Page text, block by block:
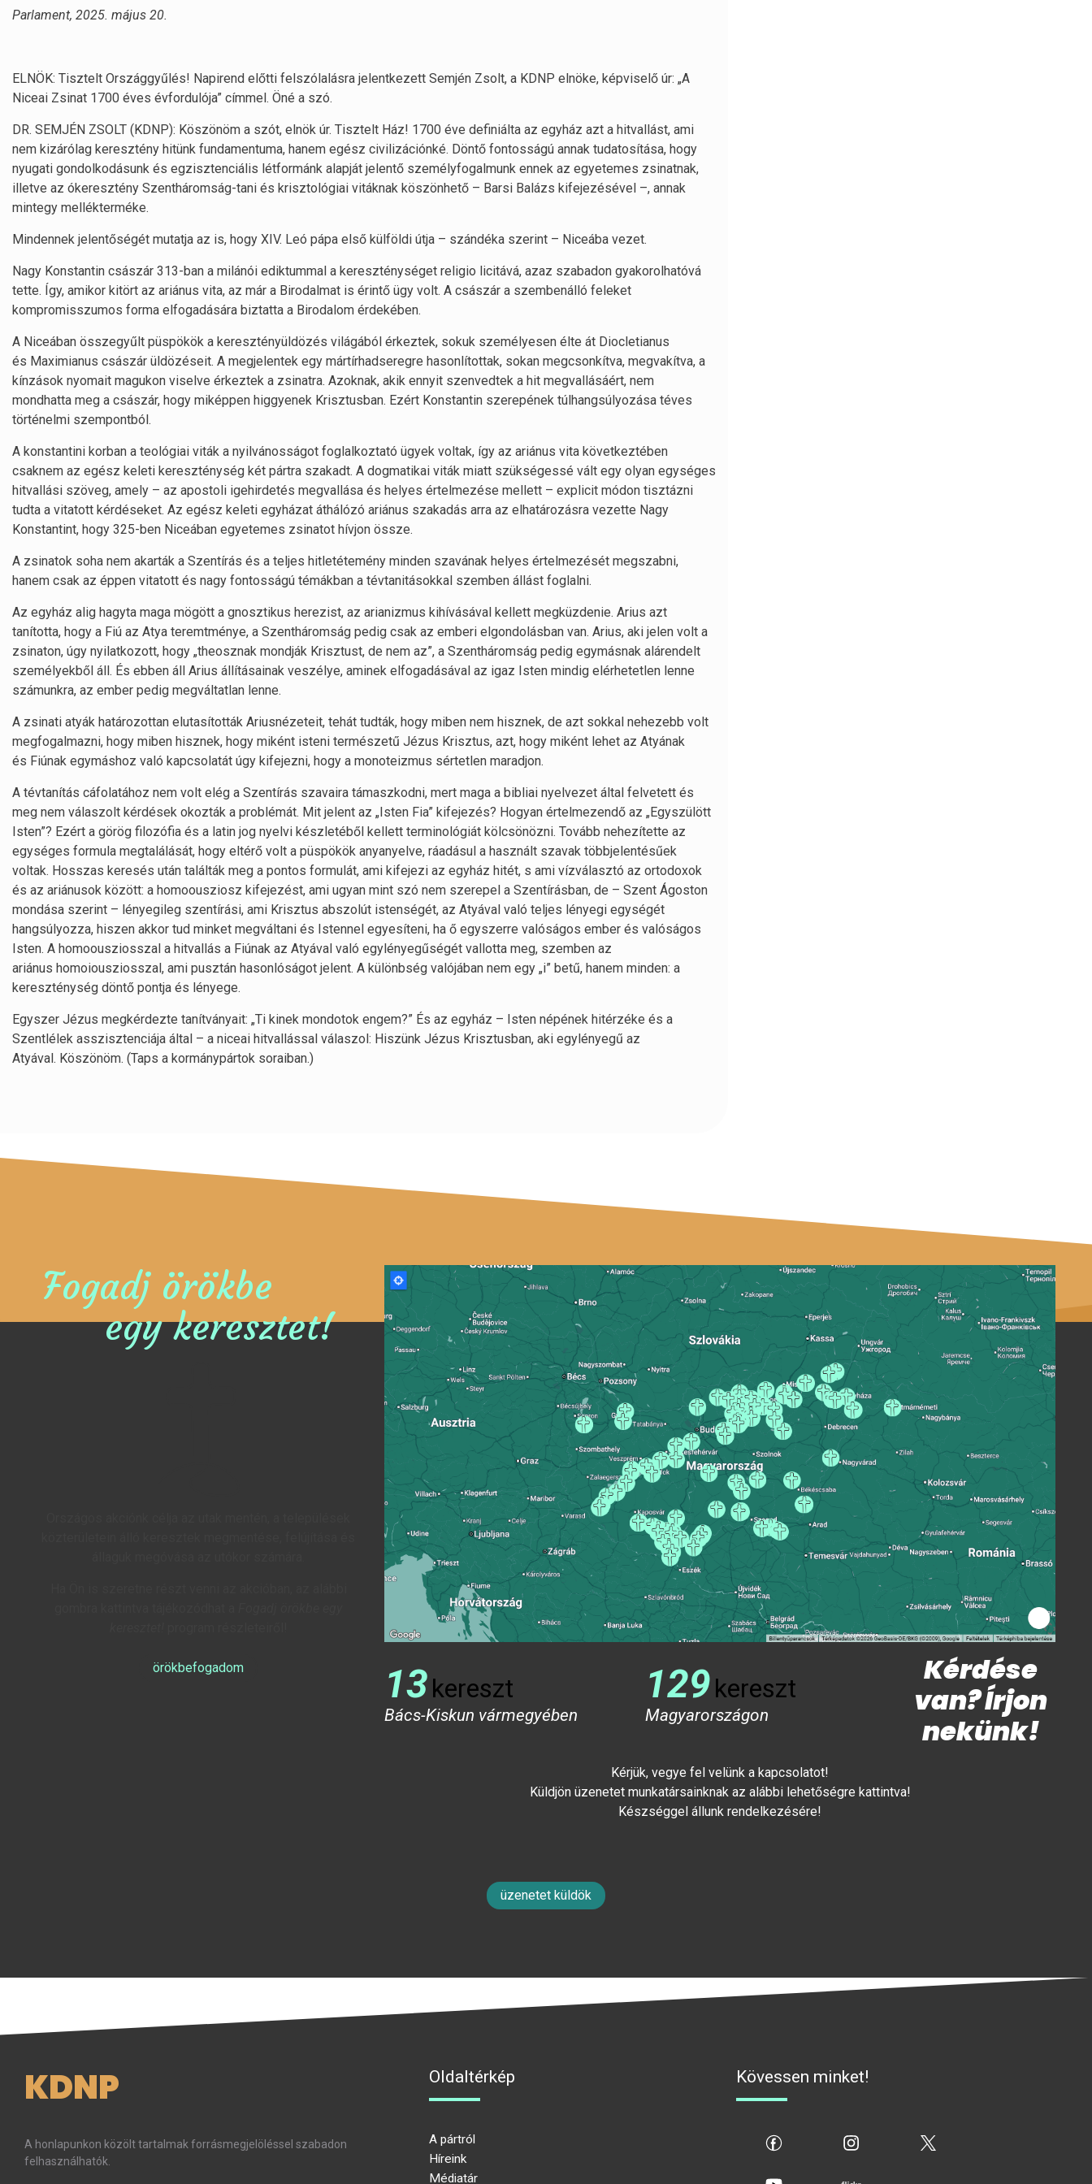
Parlament, 2025. május 20.
ELNÖK: Tisztelt Országgyűlés! Napirend előtti felszólalásra jelentkezett Semjén Zsolt, a KDNP elnöke, képviselő úr: „A
Niceai Zsinat 1700 éves évfordulója” címmel. Öné a szó.
DR. SEMJÉN ZSOLT (KDNP): Köszönöm a szót, elnök úr. Tisztelt Ház! 1700 éve definiálta az egyház azt a hitvallást, ami
nem kizárólag keresztény hitünk fundamentuma, hanem egész civilizációnké. Döntő fontosságú annak tudatosítása, hogy
nyugati gondolkodásunk és egzisztenciális létformánk alapját jelentő személyfogalmunk ennek az egyetemes zsinatnak,
illetve az ókeresztény Szentháromság-tani és krisztológiai vitáknak köszönhető – Barsi Balázs kifejezésével –, annak
mintegy mellékterméke.
Mindennek jelentőségét mutatja az is, hogy XIV. Leó pápa első külföldi útja – szándéka szerint – Niceába vezet.
Nagy Konstantin császár 313-ban a milánói ediktummal a kereszténységet religio licitává, azaz szabadon gyakorolhatóvá
tette. Így, amikor kitört az ariánus vita, az már a Birodalmat is érintő ügy volt. A császár a szembenálló feleket
kompromisszumos forma elfogadására biztatta a Birodalom érdekében.
A Niceában összegyűlt püspökök a keresztényüldözés világából érkeztek, sokuk személyesen élte át Diocletianus
és Maximianus császár üldözéseit. A megjelentek egy mártírhadseregre hasonlítottak, sokan megcsonkítva, megvakítva, a
kínzások nyomait magukon viselve érkeztek a zsinatra. Azoknak, akik ennyit szenvedtek a hit megvallásáért, nem
mondhatta meg a császár, hogy miképpen higgyenek Krisztusban. Ezért Konstantin szerepének túlhangsúlyozása téves
történelmi szempontból.
A konstantini korban a teológiai viták a nyilvánosságot foglalkoztató ügyek voltak, így az ariánus vita következtében
csaknem az egész keleti kereszténység két pártra szakadt. A dogmatikai viták miatt szükségessé vált egy olyan egységes
hitvallási szöveg, amely – az apostoli igehirdetés megvallása és helyes értelmezése mellett – explicit módon tisztázni
tudta a vitatott kérdéseket. Az egész keleti egyházat áthálózó ariánus szakadás arra az elhatározásra vezette Nagy
Konstantint, hogy 325-ben Niceában egyetemes zsinatot hívjon össze.
A zsinatok soha nem akarták a Szentírás és a teljes hitletétemény minden szavának helyes értelmezését megszabni,
hanem csak az éppen vitatott és nagy fontosságú témákban a tévtanitásokkal szemben állást foglalni.
Az egyház alig hagyta maga mögött a gnosztikus herezist, az arianizmus kihívásával kellett megküzdenie. Arius azt
tanította, hogy a Fiú az Atya teremtménye, a Szentháromság pedig csak az emberi elgondolásban van. Arius, aki jelen volt a
zsinaton, úgy nyilatkozott, hogy „theosznak mondják Krisztust, de nem az”, a Szentháromság pedig egymásnak alárendelt
személyekből áll. És ebben áll Arius állításainak veszélye, aminek elfogadásával az igaz Isten mindig elérhetetlen lenne
számunkra, az ember pedig megváltatlan lenne.
A zsinati atyák határozottan elutasították Ariusnézeteit, tehát tudták, hogy miben nem hisznek, de azt sokkal nehezebb volt
megfogalmazni, hogy miben hisznek, hogy miként isteni természetű Jézus Krisztus, azt, hogy miként lehet az Atyának
és Fiúnak egymáshoz való kapcsolatát úgy kifejezni, hogy a monoteizmus sértetlen maradjon.
A tévtanítás cáfolatához nem volt elég a Szentírás szavaira támaszkodni, mert maga a bibliai nyelvezet által felvetett és
meg nem válaszolt kérdések okozták a problémát. Mit jelent az „Isten Fia” kifejezés? Hogyan értelmezendő az „Egyszülött
Isten”? Ezért a görög filozófia és a latin jog nyelvi készletéből kellett terminológiát kölcsönözni. Tovább nehezítette az
egységes formula megtalálását, hogy eltérő volt a püspökök anyanyelve, ráadásul a használt szavak többjelentésűek
voltak. Hosszas keresés után találták meg a pontos formulát, ami kifejezi az egyház hitét, s ami vízválasztó az ortodoxok
és az ariánusok között: a homoousziosz kifejezést, ami ugyan mint szó nem szerepel a Szentírásban, de – Szent Ágoston
mondása szerint – lényegileg szentírási, ami Krisztus abszolút istenségét, az Atyával való teljes lényegi egységét
hangsúlyozza, hiszen akkor tud minket megváltani és Istennel egyesíteni, ha ő egyszerre valóságos ember és valóságos
Isten. A homoousziosszal a hitvallás a Fiúnak az Atyával való egylényegűségét vallotta meg, szemben az
ariánus homoiousziosszal, ami pusztán hasonlóságot jelent. A különbség valójában nem egy „i” betű, hanem minden: a
kereszténység döntő pontja és lényege.
Egyszer Jézus megkérdezte tanítványait: „Ti kinek mondotok engem?” És az egyház – Isten népének hitérzéke és a
Szentlélek asszisztenciája által – a niceai hitvallással válaszol: Hiszünk Jézus Krisztusban, aki egylényegű az
Atyával. Köszönöm. (Taps a kormánypártok soraiban.)
Fogadj örökbe
egy keresztet!
örökbefogadom 13kereszt
Bács-Kiskun vármegyében
129kereszt
Magyarországon
Kérdése
van? Írjon
nekünk!
Kérjük, vegye fel velünk a kapcsolatot!
Küldjön üzenetet munkatársainknak az alábbi lehetőségre kattintva!
Készséggel állunk rendelkezésére!
üzenetet küldök
KDNP
A honlapunkon közölt tartalmak forrásmegjelöléssel szabadon
felhasználhatók.
Oldaltérkép
A pártról
Híreink
Médiatár
Kövessen minket!